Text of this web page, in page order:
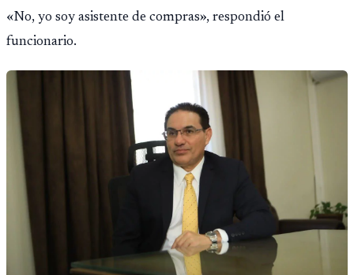
«No, yo soy asistente de compras», respondió el
funcionario.